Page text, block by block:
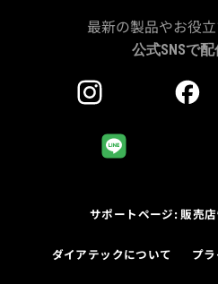
最新の製品やお役
公式SNSで
サポートページ: 販売
ダイアテックについて プ